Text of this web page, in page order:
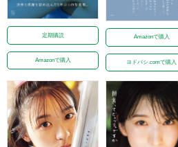
定期購読
Amazonで購入
Amazonで購入
ヨドバシ.comで購入